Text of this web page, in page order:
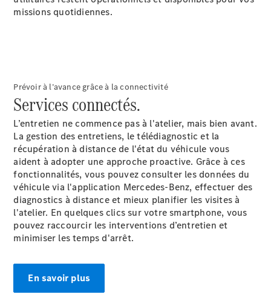
Sprinter
benne
Mercedes-
Benz Store
Vito
Tous les
Vito
Fourgon
Vito Mixto
missions quotidiennes.
Prévoir à l’avance grâce à la connectivité
Servicesconnectés.
L’entretien ne commence pas à l'atelier, mais bien avant.
La gestion des entretiens, le télédiagnostic et la
récupération à distance de l'état du véhicule vous
aident à adopter une approche proactive. Grâce à ces
fonctionnalités, vous pouvez consulter les données du
véhicule via l'application Mercedes-Benz, effectuer des
diagnostics à distance et mieux planifier les visites à
l'atelier. En quelques clics sur votre smartphone, vous
pouvez raccourcir les interventions d’entretien et
minimiser les temps d'arrêt.
En savoir plus